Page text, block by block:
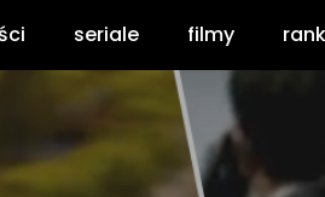
seriale filmy